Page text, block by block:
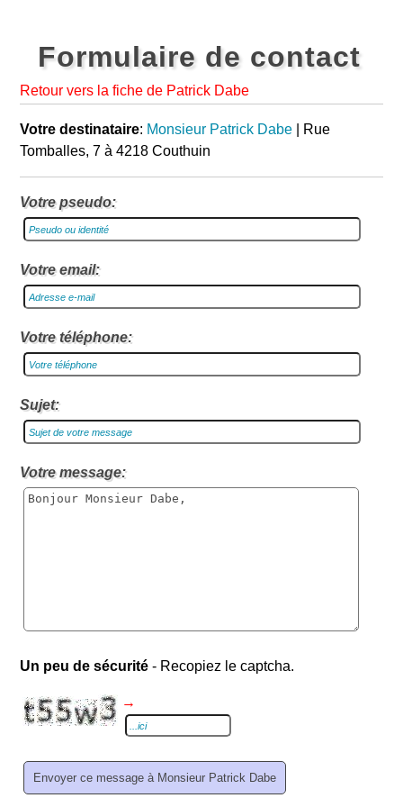
Formulaire de contact
Retour vers la fiche de Patrick Dabe
Votre destinataire: Monsieur Patrick Dabe | Rue
Tomballes, 7 à 4218 Couthuin
Votre pseudo:
Votre email:
Votre téléphone:
Sujet:
Votre message:
Un peu de sécurité - Recopiez le captcha.
→